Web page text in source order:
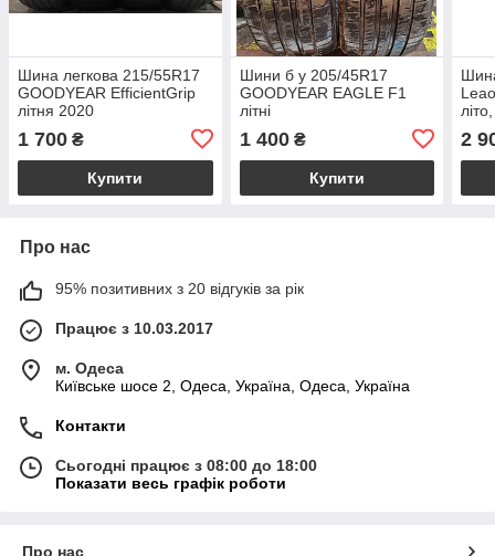
Шина легкова 215/55R17
GOODYEAR EfficientGrip
літня 2020
1 700 ₴
Купити
Шини б у 205/45R17
GOODYEAR EAGLE F1
літні
1 400₴
Купити
2
Про нас
95% позитивних з 20 відгуків за рік
Працює з 10.03.2017
м. Одеса
Київське шосе 2, Одеса, Україна, Одеса, Україна
Контакти
Сьогодні працює з 08:00 до 18:00
Показати весь графік роботи
Про нас